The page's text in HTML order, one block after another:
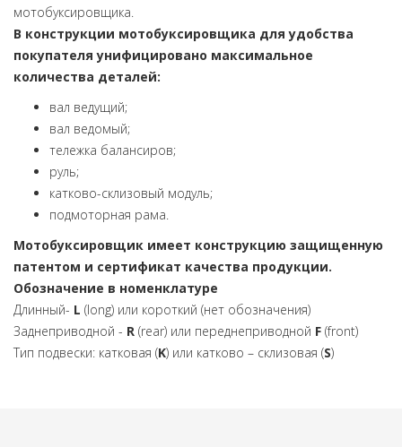
мотобуксировщика.
В конструкции мотобуксировщика для удобства
покупателя унифицировано максимальное
количества деталей:
вал ведущий;
вал ведомый;
тележка балансиров;
руль;
катково-склизовый модуль;
подмоторная рама.
Мотобуксировщик имеет конструкцию защищенную
патентом и сертификат качества продукции.
Обозначение в номенклатуре
Длинный- L (long) или короткий (нет обозначения)
Заднеприводной - R (rear) или переднеприводной F (front)
Тип подвески: катковая (K) или катково – склизовая (S)